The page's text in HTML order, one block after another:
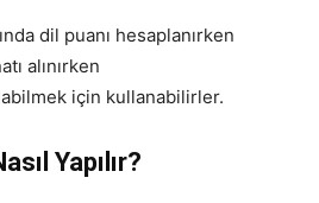
dil puanı hesaplanırken
alınırken
için kullanabilirler.
Yapılır?